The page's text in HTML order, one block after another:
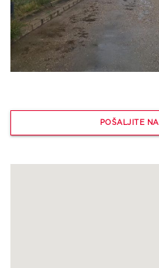
POŠALJITE